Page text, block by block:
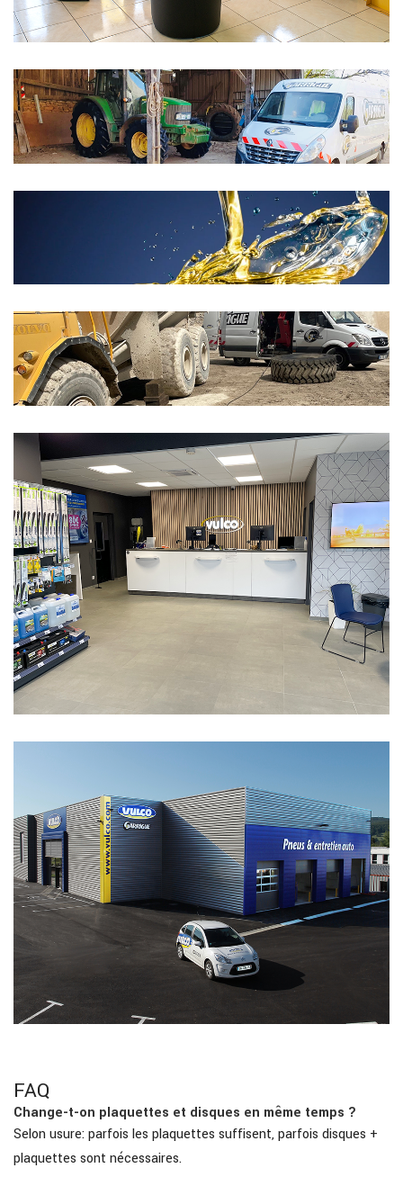
FAQ
Change-t-on plaquettes et disques en même temps ?
Selon usure: parfois les plaquettes suffisent, parfois disques +
plaquettes sont nécessaires.